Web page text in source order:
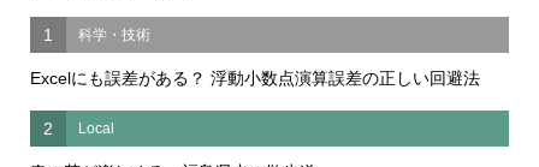
1 科学・技術
Excelにも誤差がある？ 浮動小数点演算誤差の正しい回避法
2 Local